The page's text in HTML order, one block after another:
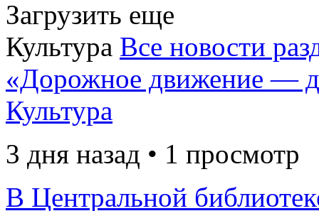
Загрузить еще
Культура Все новости
«Дорожное движение —
Культура
3 дня назад • 1 просмотр
В Центральной